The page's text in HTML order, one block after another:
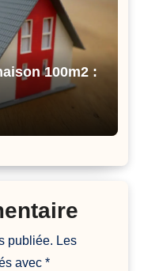
100m2 :
publiée. Les
avec*